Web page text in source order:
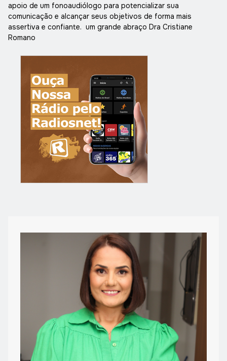
apoio de um fonoaudiólogo para potencializar sua
comunicação e alcançar seus objetivos de forma mais
assertiva e confiante. um grande abraço Dra Cristiane
Romano